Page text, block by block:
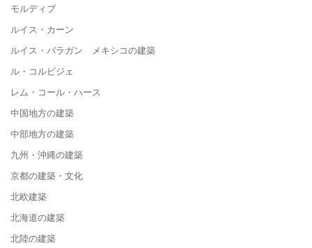
モルディブ
ルイス・カーン
ルイス・バラガン メキシコの建築
ル・コルビジェ
レム・コール・ハース
中国地方の建築
中部地方の建築
九州・沖縄の建築
京都の建築・文化
北欧建築
北海道の建築
北陸の建築